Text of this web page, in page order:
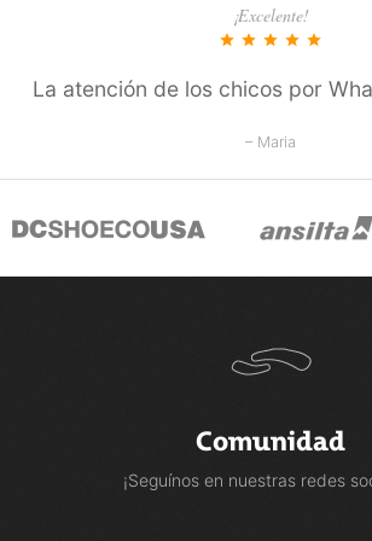
¡Excelente!
star star star star star
La atención de los chicos por
– Maria
Comunidad
¡Seguínos en nuestras redes